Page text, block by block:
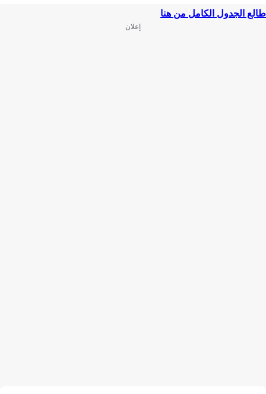
طالع الجدول الكامل من هنا
إعلان